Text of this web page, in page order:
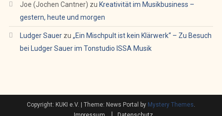
Joe (Jochen Cantner) zu Kreativität im Musikbusiness –
gestern, heute und morgen
Ludger Sauerzu „Ein Mischpult ist kein Klärwerk“ – Zu Besuch
bei Ludger Sauer im Tonstudio ISSA Musik
Copyright: KUKI e.V. Theme: News Portal by Mystery Themes.